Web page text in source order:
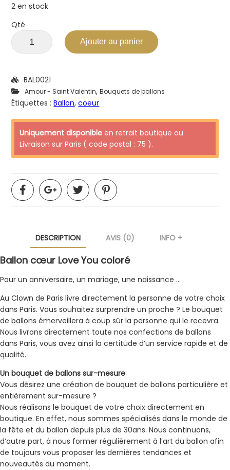
2 en stock
Qté
Ajouter au panier
BAL0021
Amour - Saint Valentin,Bouquets de ballons
Étiquettes :Ballon,coeur
Uniquement disponible en retrait boutique ou
Livraison sur Paris ( code postal : 75 ).
DESCRIPTION AVIS (0) INFO +
Ballon cœur Love You coloré
Pour un anniversaire, un mariage, une naissance …
Au Clown de Paris livre directement la personne de votre choix
dans Paris. Vous souhaitez surprendre un proche ? Le bouquet
de ballons émerveillera à coup sûr la personne qui le recevra.
Nous livrons directement toute nos confections de ballons
dans Paris, vous avez ainsi la certitude d’un service rapide et de
qualité.
Un bouquet de ballons sur-mesure
Vous désirez une création de bouquet de ballons particulière et
entièrement sur-mesure ?
Nous réalisons le bouquet de votre choix directement en
boutique. En effet, nous sommes spécialisés dans le monde de
la fête et du ballon depuis plus de 30ans. Nous continuons,
d’autre part, à nous former régulièrement à l’art du ballon afin
de toujours vous proposer les dernières tendances et
nouveautés du moment.